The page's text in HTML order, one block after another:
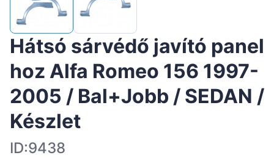
Hátsó sárvédő javító panel
hoz Alfa Romeo 156 1997-
2005 / Bal+Jobb / SEDAN /
Készlet
ID:9438